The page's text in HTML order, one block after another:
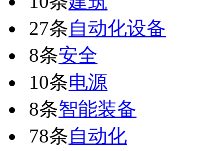
27条自动化设备
8条安全
10条电源
8条智能装备
78条自动化